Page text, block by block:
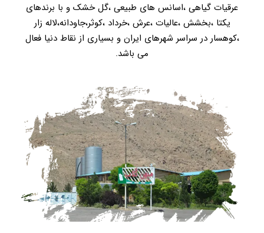
عرقیات گیاهی ،اسانس های طبیعی ،گل خشک و با برندهای
یکتا ،بخشش ،عالیات ،عرش ،خرداد ،کوثر،جاودانه،لاله زار
،کوهسار در سراسر شهرهای ایران و بسیاری از نقاط دنیا فعال
می باشد.